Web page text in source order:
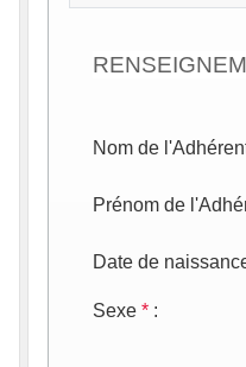
Nom de
Prénom de
Date de
Sexe * :